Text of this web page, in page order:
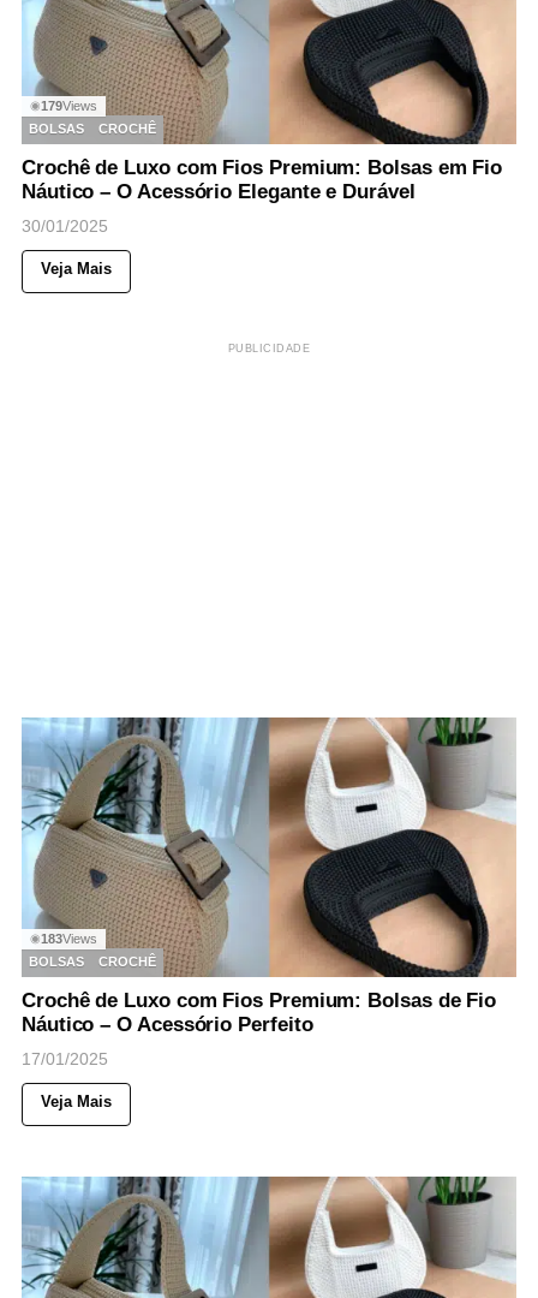
◉179Views
BOLSAS
CROCHÊ
Crochê de Luxo com Fios Premium: Bolsas em Fio
Náutico – O Acessório Elegante e Durável
30/01/2025
Veja Mais
PUBLICIDADE
◉183Views
BOLSAS
CROCHÊ
Crochê de Luxo com Fios Premium: Bolsas de Fio
Náutico – O Acessório Perfeito
17/01/2025
Veja Mais